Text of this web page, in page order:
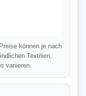
können je nach
Textilien,
variieren.